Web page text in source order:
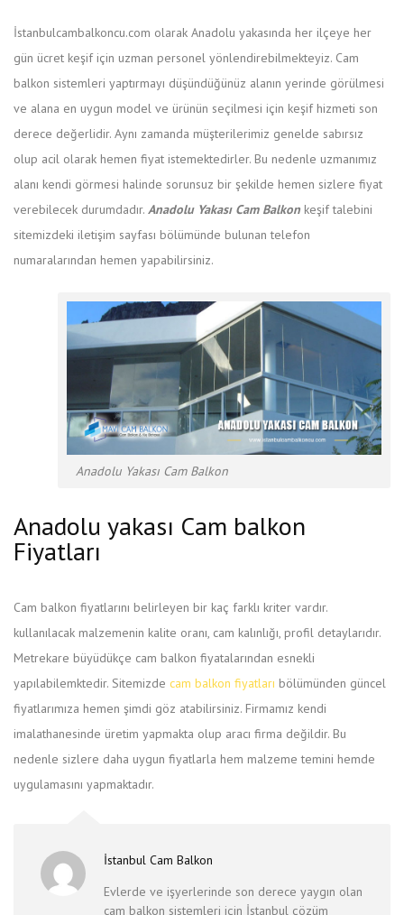
İstanbulcambalkoncu.com olarak Anadolu yakasında her ilçeye her
gün ücret keşif için uzman personel yönlendirebilmekteyiz. Cam
balkon sistemleri yaptırmayı düşündüğünüz alanın yerinde görülmesi
ve alana en uygun model ve ürünün seçilmesi için keşif hizmeti son
derece değerlidir. Aynı zamanda müşterilerimiz genelde sabırsız
olup acil olarak hemen fiyat istemektedirler. Bu nedenle uzmanımız
alanı kendi görmesi halinde sorunsuz bir şekilde hemen sizlere fiyat
verebilecek durumdadır. Anadolu Yakası Cam Balkon keşif talebini
sitemizdeki iletişim sayfası bölümünde bulunan telefon
numaralarından hemen yapabilirsiniz.
Anadolu Yakası Cam Balkon
Anadolu yakası Cam balkon
Fiyatları
Cam balkon fiyatlarını belirleyen bir kaç farklı kriter vardır.
kullanılacak malzemenin kalite oranı, cam kalınlığı, profil detaylarıdır.
Metrekare büyüdükçe cam balkon fiyatalarından esnekli
yapılabilemktedir. Sitemizde cam balkon fiyatları bölümünden güncel
fiyatlarımıza hemen şimdi göz atabilirsiniz. Firmamız kendi
imalathanesinde üretim yapmakta olup aracı firma değildir. Bu
nedenle sizlere daha uygun fiyatlarla hem malzeme temini hemde
uygulamasını yapmaktadır.
İstanbul Cam Balkon
Evlerde ve işyerlerinde son derece yaygın olan
cam balkon sistemleri için İstanbul çözüm